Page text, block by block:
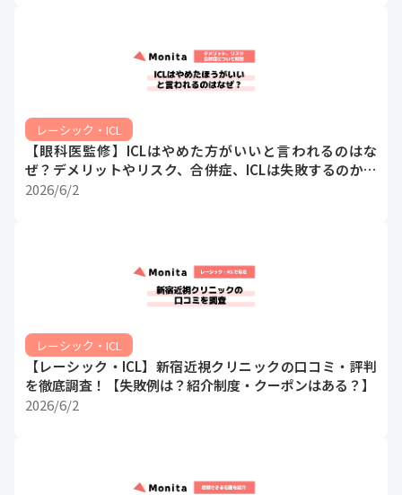
レーシック・ICL
【眼科医監修】ICLはやめた方がいいと言われるのはな
ぜ？デメリットやリスク、合併症、ICLは失敗するのかに
ついて解説
2026/6/2
レーシック・ICL
【レーシック・ICL】新宿近視クリニックの口コミ・評判
を徹底調査！【失敗例は？紹介制度・クーポンはある？】
2026/6/2